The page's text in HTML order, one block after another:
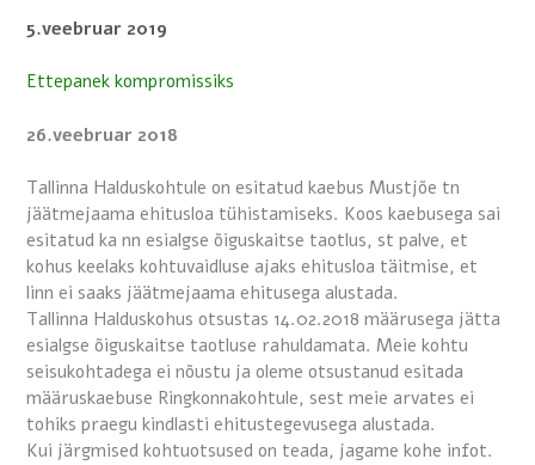
5.veebruar 2019
Ettepanek kompromissiks
26.veebruar 2018
Tallinna Halduskohtule on esitatud kaebus Mustjõe tn
jäätmejaama ehitusloa tühistamiseks. Koos kaebusega sai
esitatud ka nn esialgse õiguskaitse taotlus, st palve, et
kohus keelaks kohtuvaidluse ajaks ehitusloa täitmise, et
linn ei saaks jäätmejaama ehitusega alustada.
Tallinna Halduskohus otsustas 14.02.2018 määrusega jätta
esialgse õiguskaitse taotluse rahuldamata. Meie kohtu
seisukohtadega ei nõustu ja oleme otsustanud esitada
määruskaebuse Ringkonnakohtule, sest meie arvates ei
tohiks praegu kindlasti ehitustegevusega alustada.
Kui järgmised kohtuotsused on teada, jagame kohe infot.